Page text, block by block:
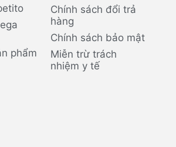
phẩm
Chính sách đổi trả
hàng
Chính sách bảo mật
Miễn trừ trách
nhiệm y tế